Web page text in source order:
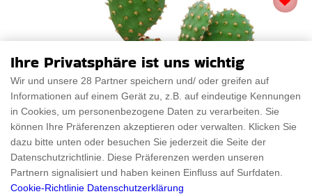
Ihre Privatsphäre ist uns wichtig
Wir und unsere 28 Partner speichern und/ oder greifen auf
Informationen auf einem Gerät zu, z.B. auf eindeutige Kennungen
in Cookies, um personenbezogene Daten zu verarbeiten. Sie
können Ihre Präferenzen akzeptieren oder verwalten. Klicken Sie
dazu bitte unten oder besuchen Sie jederzeit die Seite der
Datenschutzrichtlinie. Diese Präferenzen werden unseren
Partnern signalisiert und haben keinen Einfluss auf Surfdaten.
Cookie-Richtlinie Datenschutzerklärung